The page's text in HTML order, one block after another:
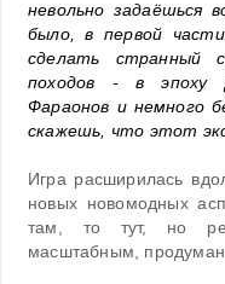
невольно задаёшься
было, в первой
сделать странный
походов - в эпоху
Фараонов и немного
скажешь, что этот
Игра расширилась
новых новомодных
там, то тут, но
масштабным,